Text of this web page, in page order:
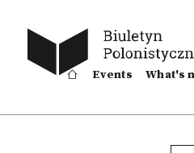
Events What's